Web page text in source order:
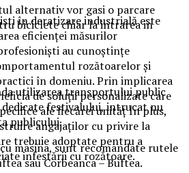
în deratizare industrială este
eficienței măsurilor
au cunoștințe
rozătoarelor și
în domeniu. Prin implicarea
de soluții personalizate care
ale fiecărei unităț În plus,
angajaților cu privire la
trebuie adoptate pentru a
infestării cu rozătoare.
alternativ vor gasi o parcare
biciclete chiar la intrarea in
utilizarea transportului public
dedicate festivalului, intrucat nu
publicului.
masina, sunt recomandate rutele
sau Corbeanca – Buftea.